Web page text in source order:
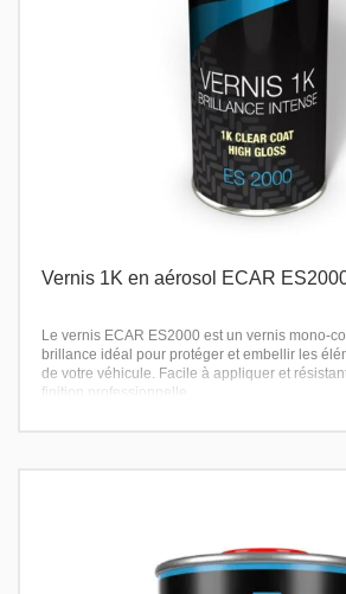
Vernis 1K en aérosol ECAR
Le vernis ECAR ES2000 est un vernis mono-
brillance idéal pour protéger et embellir les
de votre véhicule. Facile à appliquer et
finition professionnelle.